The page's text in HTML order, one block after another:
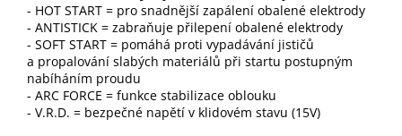
- HOT START = pro snadnější zapálení obalené elektrody
- ANTISTICK = zabraňuje přilepení obalené elektrody
- SOFT START = pomáhá proti vypadávání jističů
a propalování slabých materiálů při startu postupným
nabíháním proudu
- ARC FORCE = funkce stabilizace oblouku
- V.R.D. = bezpečné napětí v klidovém stavu (15V)